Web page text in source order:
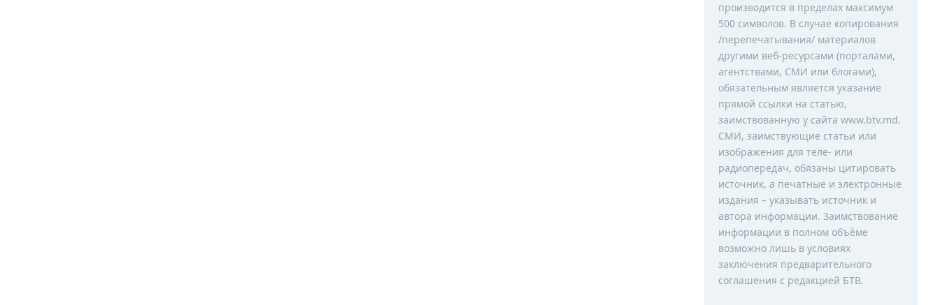
производится в пределах максимум
500 символов. В случае копирования
/перепечатывания/ материалов
другими веб-ресурсами (порталами,
агентствами, СМИ или блогами),
обязательным является указание
прямой ссылки на статью,
заимствованную у сайта www.btv.md.
СМИ, заимствующие статьи или
изображения для теле- или
радиопередач, обязаны цитировать
источник, а печатные и электронные
издания – указывать источник и
автора информации. Заимствование
информации в полном объёме
возможно лишь в условиях
заключения предварительного
соглашения с редакцией БТВ.